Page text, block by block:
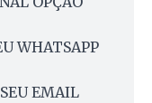
WHATSAPP
EMAIL